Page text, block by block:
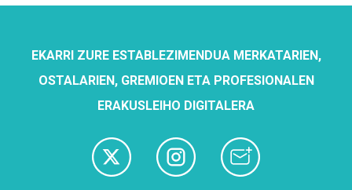
EKARRI ZURE ESTABLEZIMENDUA MERKATARIEN,
OSTALARIEN, GREMIOEN ETA PROFESIONALEN
ERAKUSLEIHO DIGITALERA